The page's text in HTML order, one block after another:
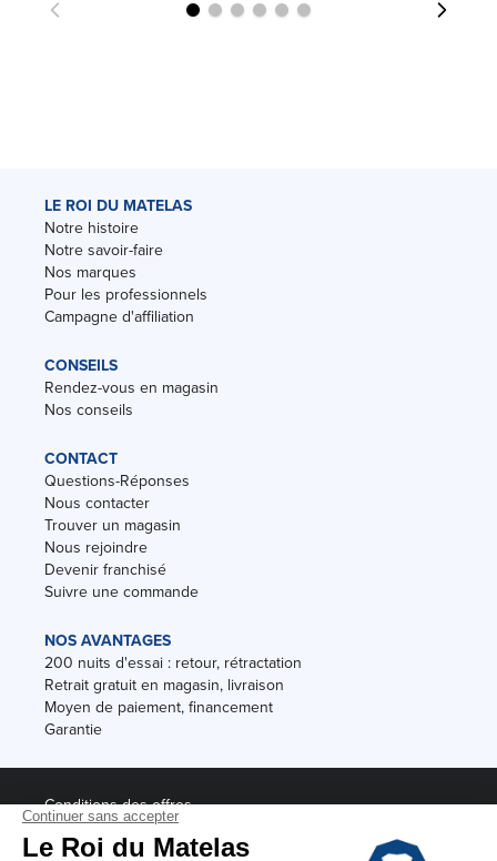
LE ROI DU MATELAS
Notre histoire
Notre savoir-faire
Nos marques
Pour les professionnels
Campagne d'affiliation
CONSEILS
Rendez-vous en magasin
Nos conseils
CONTACT
Questions-Réponses
Nous contacter
Trouver un magasin
Nous rejoindre
Devenir franchisé
Suivre une commande
NOS AVANTAGES
200 nuits d'essai : retour, rétractation
Retrait gratuit en magasin, livraison
Moyen de paiement, financement
Garantie
Conditions des offres
Black Friday
Destockage